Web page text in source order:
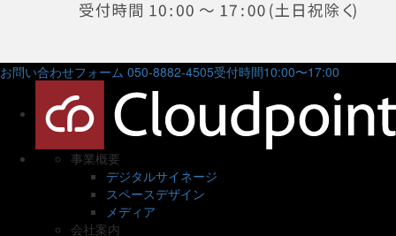
お問い合わせフォーム 050-8882-4505受付時間10:00〜17:00
事業概要
デジタルサイネージ
スペースデザイン
メディア
会社案内